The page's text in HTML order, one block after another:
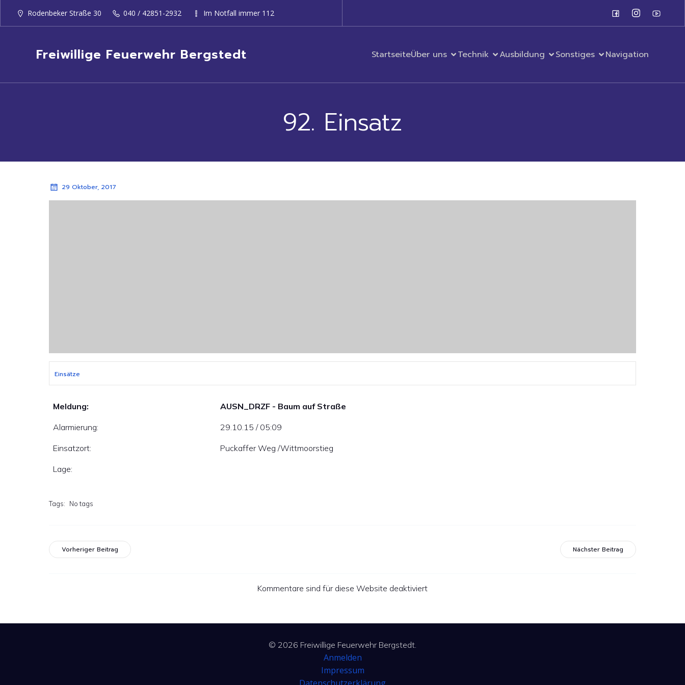
Rodenbeker Straße 30 040 / 42851-2932 Im Notfall immer 112
Freiwillige Feuerwehr Bergstedt StartseiteÜber uns Technik Ausbildung Sonstiges Navigation
92. Einsatz
29 Oktober, 2017
Einsätze
Meldung: AUSN_DRZF - Baum auf Straße
Alarmierung: 29.10.15 / 05:09
Einsatzort: Puckaffer Weg /Wittmoorstieg
Lage:
Tags: No tags
Vorheriger Beitrag Nächster Beitrag
Kommentare sind für diese Website deaktiviert
© 2026 Freiwillige Feuerwehr Bergstedt.
Anmelden
Impressum